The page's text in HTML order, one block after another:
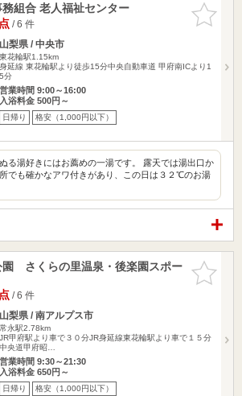
お気に入
りに追加
組合 老人福祉センター
/ 6 件
山梨県 / 中央市
東花輪駅1.15km
身延線 東花輪駅より徒歩15分中央自動車道 甲府南ICより1
5分
営業時間 9:00～16:00
入浴料金 500円～
日帰り 格安（1,000円以下）
る湯好きにはお薦めの一湯です。 露天では湯出口か
でも確かなアワ付きがあり、この日は３２℃のお湯
お気に入
りに追加
園 さくらの里温泉・後楽園スポー
/ 6 件
山梨県 / 南アルプス市
常永駅2.78km
JR甲府駅より車で３０分JR身延線東花輪駅より車で１５分
中央道甲府昭…
営業時間 9:30～21:30
入浴料金 650円～
日帰り 格安（1,000円以下）